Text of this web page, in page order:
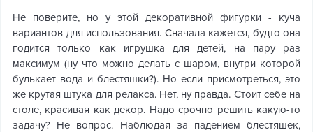
Не поверите, но у этой декоративной фигурки - куча
вариантов для использования. Сначала кажется, будто она
годится только как игрушка для детей, на пару раз
максимум (ну что можно делать с шаром, внутри которой
булькает вода и блестяшки?). Но если присмотреться, это
же крутая штука для релакса. Нет, ну правда. Стоит себе на
столе, красивая как декор. Надо срочно решить какую-то
задачу? Не вопрос. Наблюдая за падением блестяшек,